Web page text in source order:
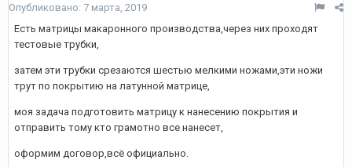
Опубликовано: 7 марта, 2019
Есть матрицы макаронного производства,через них проходят
тестовые трубки,
затем эти трубки срезаются шестью мелкими ножами,эти ножи
трут по покрытию на латунной матрице,
моя задача подготовить матрицу к нанесению покрытия и
отправить тому кто грамотно все нанесет,
оформим договор,всё официально.